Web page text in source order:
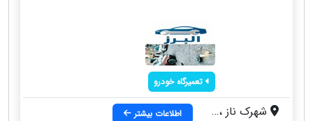
تعمیرگاه خودرو
شهرک ناز ، بلوار یازدهم (بلوار ناز) ، بعد از مخابرات ، نرسیده به میدان ناز ، نبش خیابان سیزدهم ، مجتمع تعمیر گاهی البرز اطلاعات بیشتر